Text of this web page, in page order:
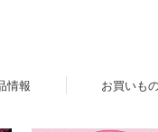
情報 お買いも